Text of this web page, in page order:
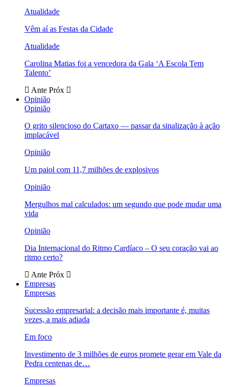
Atualidade
Vêm aí as Festas da Cidade
Atualidade
Carolina Matias foi a vencedora da Gala ‘A Escola Tem
Talento’
Ante Próx
Opinião
Opinião
O grito silencioso do Cartaxo — passar da sinalização à ação
implacável
Opinião
Um paiol com 11,7 milhões de explosivos
Opinião
Mergulhos mal calculados: um segundo que pode mudar uma
vida
Opinião
Dia Internacional do Ritmo Cardíaco – O seu coração vai ao
ritmo certo?
Ante Próx
Empresas
Empresas
Sucessão empresarial: a decisão mais importante é, muitas
vezes, a mais adiada
Em foco
Investimento de 3 milhões de euros promete gerar em Vale da
Pedra centenas de…
Empresas